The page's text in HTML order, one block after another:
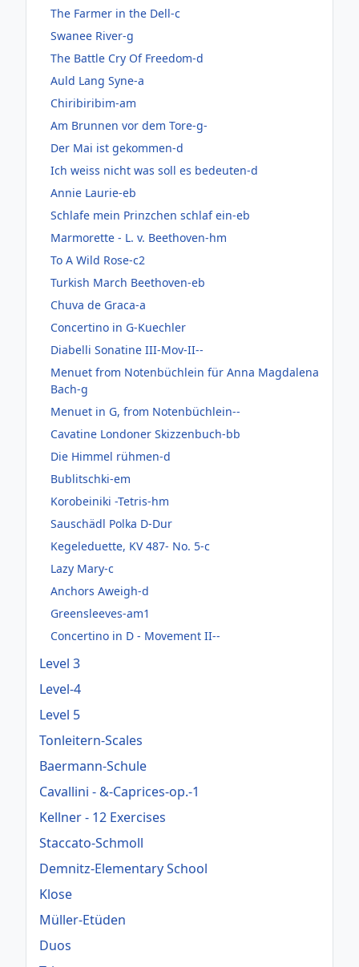
The Farmer in the Dell-c
Swanee River-g
The Battle Cry Of Freedom-d
Auld Lang Syne-a
Chiribiribim-am
Am Brunnen vor dem Tore-g-
Der Mai ist gekommen-d
Ich weiss nicht was soll es bedeuten-d
Annie Laurie-eb
Schlafe mein Prinzchen schlaf ein-eb
Marmorette - L. v. Beethoven-hm
To A Wild Rose-c2
Turkish March Beethoven-eb
Chuva de Graca-a
Concertino in G-Kuechler
Diabelli Sonatine III-Mov-II--
Menuet from Notenbüchlein für Anna Magdalena
Bach-g
Menuet in G, from Notenbüchlein--
Cavatine Londoner Skizzenbuch-bb
Die Himmel rühmen-d
Bublitschki-em
Korobeiniki -Tetris-hm
Sauschädl Polka D-Dur
Kegeleduette, KV 487- No. 5-c
Lazy Mary-c
Anchors Aweigh-d
Greensleeves-am1
Concertino in D - Movement II--
Level 3
Level-4
Level 5
Tonleitern-Scales
Baermann-Schule
Cavallini - &-Caprices-op.-1
Kellner - 12 Exercises
Staccato-Schmoll
Demnitz-Elementary School
Klose
Müller-Etüden
Duos